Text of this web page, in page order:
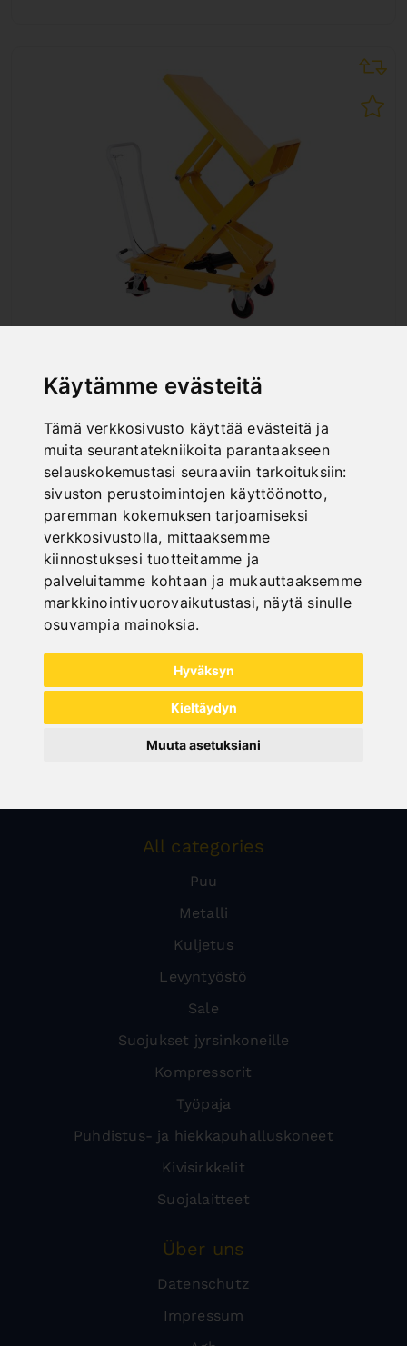
Käytämme evästeitä
Tämä verkkosivusto käyttää evästeitä ja
muita seurantatekniikoita parantaakseen
selauskokemustasi seuraaviin tarkoituksiin:
sivuston perustoimintojen käyttöönotto,
paremman kokemuksen tarjoamiseksi
verkkosivustolla, mittaaksemme
kiinnostuksesi tuotteitamme ja
palveluitamme kohtaan ja mukauttaaksemme
markkinointivuorovaikutustasi, näytä sinulle
osuvampia mainoksia.
Hyväksyn
Kieltäydyn
Muuta asetuksiani
1 512,00 €
In Stock
Deliverable in 2-3 business days
All categories
Puu
Metalli
Kuljetus
Levyntyöstö
Sale
Suojukset jyrsinkoneille
Kompressorit
Työpaja
Puhdistus- ja hiekkapuhalluskoneet
Kivisirkkelit
Suojalaitteet
Über uns
Datenschutz
Impressum